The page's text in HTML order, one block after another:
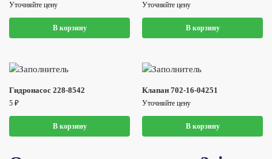
Уточняйте цену
В корзину
Уточняйте цену
В корзину
Гидронасос 228-8542
5 ₽
В корзину
Клапан 702-16-04251
Уточняйте цену
В корзину